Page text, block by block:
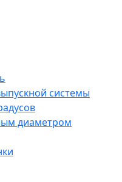
системы
диаметром